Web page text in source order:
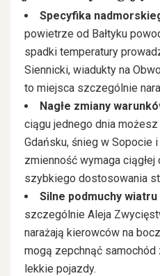
Specyfika
powietrze od Bałtyku
spadki temperatury
Siennicki, wiadukty na
to miejsca szczególnie
Nagłe zmiany
ciągu jednego dnia
Gdańsku, śnieg w Sopocie i
zmienność wymaga
szybkiego dostosowania
Silne podmuchy wiatru
szczególnie Aleja
narażają kierowców na
mogą zepchnąć samochód
lekkie pojazdy.